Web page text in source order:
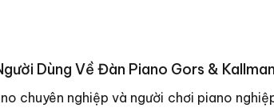
Dùng Về Đàn Piano Gors &
chuyên nghiệp và người chơi piano